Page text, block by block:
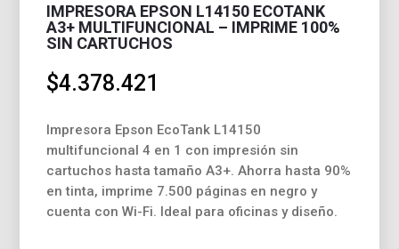
IMPRESORA EPSON L14150 ECOTANK
A3+ MULTIFUNCIONAL – IMPRIME 100%
SIN CARTUCHOS
$4.378.421
Impresora Epson EcoTank L14150
multifuncional 4 en 1 con impresión sin
cartuchos hasta tamaño A3+. Ahorra hasta 90%
en tinta, imprime 7.500 páginas en negro y
cuenta con Wi-Fi. Ideal para oficinas y diseño.